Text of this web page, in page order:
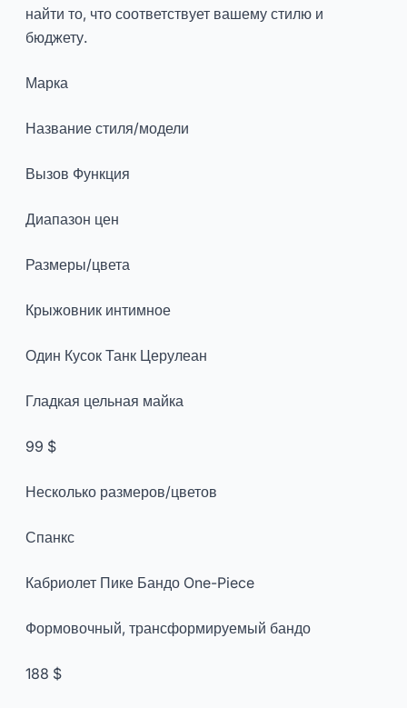
найти то, что соответствует вашему стилю и
бюджету.
Марка
Название стиля/модели
Вызов Функция
Диапазон цен
Размеры/цвета
Крыжовник интимное
Один Кусок Танк Церулеан
Гладкая цельная майка
99 $
Несколько размеров/цветов
Спанкс
Кабриолет Пике Бандо One-Piece
Формовочный, трансформируемый бандо
188 $